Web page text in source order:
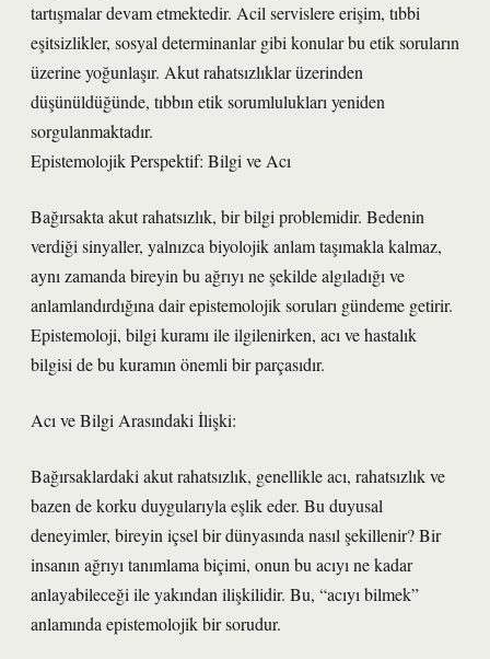
tartışmalar devam etmektedir. Acil servislere erişim, tıbbi
eşitsizlikler, sosyal determinanlar gibi konular bu etik soruların
üzerine yoğunlaşır. Akut rahatsızlıklar üzerinden
düşünüldüğünde, tıbbın etik sorumlulukları yeniden
sorgulanmaktadır.
Epistemolojik Perspektif: Bilgi ve Acı
Bağırsakta akut rahatsızlık, bir bilgi problemidir. Bedenin
verdiği sinyaller, yalnızca biyolojik anlam taşımakla kalmaz,
aynı zamanda bireyin bu ağrıyı ne şekilde algıladığı ve
anlamlandırdığına dair epistemolojik soruları gündeme getirir.
Epistemoloji, bilgi kuramı ile ilgilenirken, acı ve hastalık
bilgisi de bu kuramın önemli bir parçasıdır.
Acı ve Bilgi Arasındaki İlişki:
Bağırsaklardaki akut rahatsızlık, genellikle acı, rahatsızlık ve
bazen de korku duygularıyla eşlik eder. Bu duyusal
deneyimler, bireyin içsel bir dünyasında nasıl şekillenir? Bir
insanın ağrıyı tanımlama biçimi, onun bu acıyı ne kadar
anlayabileceği ile yakından ilişkilidir. Bu, “acıyı bilmek”
anlamında epistemolojik bir sorudur.